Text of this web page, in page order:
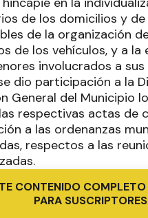
de los domicilios y de
de la organización
de los vehículos, y a la
involucrados a
dio participación a la
General del Municipio
respectivas actas de
a las ordenanzas
respectos a las
CONTENIDO
PARA SUSCRIPTORES